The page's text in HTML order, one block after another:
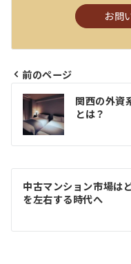
お問
投
稿
ナ
ビ
ゲ
シ
前のページ
関西の外資
とは？
中古マンション市場は
を左右する時代へ